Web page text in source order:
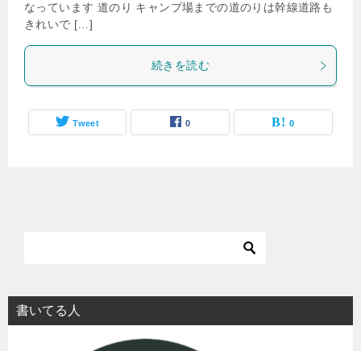
なっています 道のり キャンプ場までの道のりは幹線道路も
きれいで […]
続きを読む
Tweet 0 0
書いてる人